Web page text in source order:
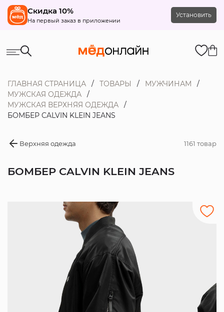
Скидка 10%
На первый заказ в приложении
Установить
ГЛАВНАЯ СТРАНИЦА ТОВАРЫ
МУЖЧИНАМ
МУЖСКАЯ ОДЕЖДА
МУЖСКАЯ ВЕРХНЯЯ ОДЕЖДА
БОМБЕР CALVIN KLEIN JEANS
Верхняя одежда 1161 товар
БОМБЕР CALVIN KLEIN JEANS